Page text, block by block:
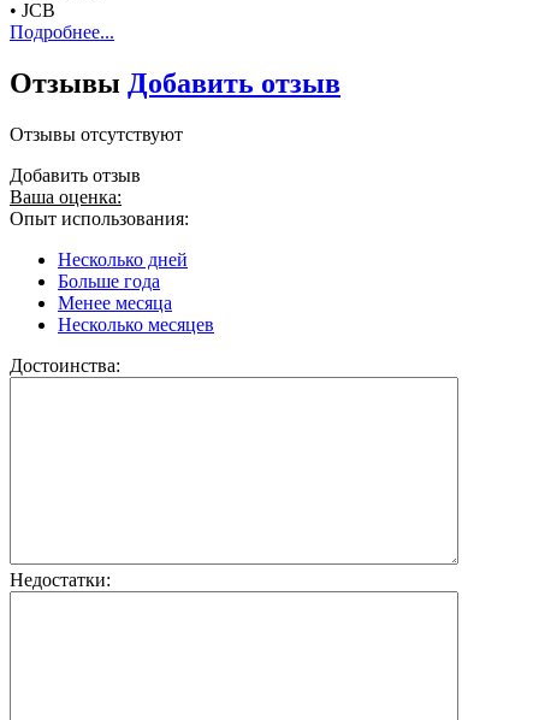
• JCB
Подробнее...
Отзывы Добавить отзыв
Отзывы отсутствуют
Добавить отзыв
Ваша оценка:
Опыт использования:
Несколько дней
Больше года
Менее месяца
Несколько месяцев
Достоинства:
Недостатки: